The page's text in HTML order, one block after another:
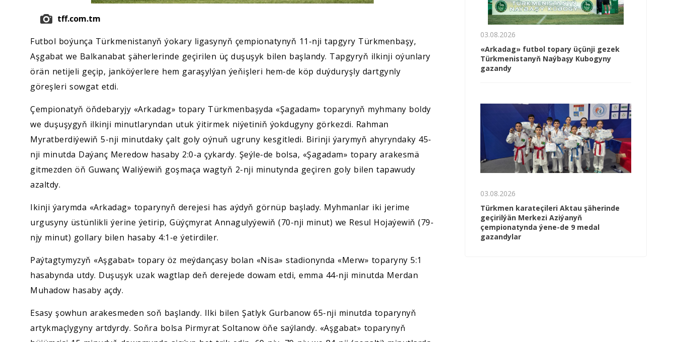
tff.com.tm
Futbol boýunça Türkmenistanyň ýokary ligasynyň çempionatynyň 11-nji tapgyry Türkmenbaşy,
Aşgabat we Balkanabat şäherlerinde geçirilen üç duşuşyk bilen başlandy. Tapgyryň ilkinji oýunlary
örän netijeli geçip, janköýerlere hem garaşylýan ýeňişleri hem-de köp duýduryşly dartgynly
göreşleri sowgat etdi.
Çempionatyň öňdebaryjy «Arkadag» topary Türkmenbaşyda «Şagadam» toparynyň myhmany boldy
we duşuşygyň ilkinji minutlaryndan utuk ýitirmek niýetiniň ýokdugyny görkezdi. Rahman
Myratberdiýewiň 5-nji minutdaky çalt goly oýnuň ugruny kesgitledi. Birinji ýarymyň ahyryndaky 45-
nji minutda Daýanç Meredow hasaby 2:0-a çykardy. Şeýle-de bolsa, «Şagadam» topary arakesmä
gitmezden öň Guwanç Waliýewiň goşmaça wagtyň 2-nji minutynda geçiren goly bilen tapawudy
azaltdy.
Ikinji ýarymda «Arkadag» toparynyň derejesi has aýdyň görnüp başlady. Myhmanlar iki jerime
urgusyny üstünlikli ýerine ýetirip, Güýçmyrat Annagulyýewiň (70-nji minut) we Resul Hojaýewiň (79-
njy minut) gollary bilen hasaby 4:1-e ýetirdiler.
Paýtagtymyzyň «Aşgabat» topary öz meýdançasy bolan «Nisa» stadionynda «Merw» toparyny 5:1
hasabynda utdy. Duşuşyk uzak wagtlap deň derejede dowam etdi, emma 44-nji minutda Merdan
Muhadow hasaby açdy.
Esasy şowhun arakesmeden soň başlandy. Ilki bilen Şatlyk Gurbanow 65-nji minutda toparynyň
artykmaçlygyny artdyrdy. Soňra bolsa Pirmyrat Soltanow öňe saýlandy. «Aşgabat» toparynyň
03.08.2026
«Arkadag» futbol topary üçünji gezek
Türkmenistanyň Naýbaşy Kubogyny
gazandy
03.08.2026
Türkmen karateçileri Aktau şäherinde
geçirilýän Merkezi Aziýanyň
çempionatynda ýene-de 9 medal
gazandylar